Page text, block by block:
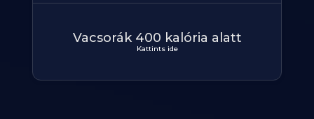
Vacsorák 400 kalória alatt
Kattints ide